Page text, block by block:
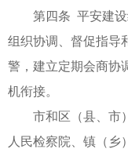
第四条 平安建
组织协调、督促指导
警，建立定期会商协
机衔接。
市和区（县、市
人民检察院、镇（乡